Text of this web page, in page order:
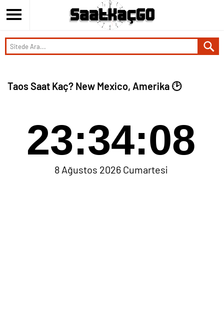
Taos Saat Kaç? New Mexico, Amerika 🕑
23:34:08
8 Ağustos 2026 Cumartesi